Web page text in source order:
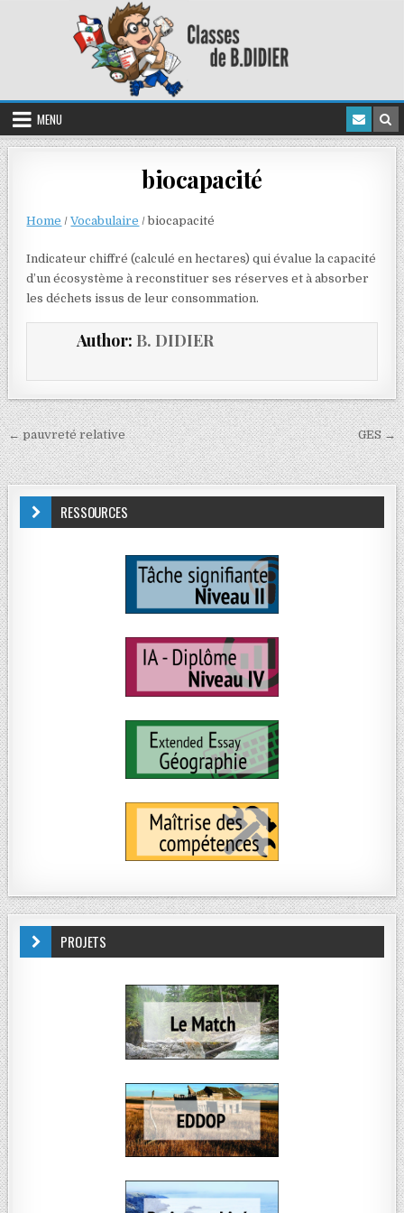
MENU
biocapacité
Home /Vocabulaire /biocapacité
Indicateur chiffré (calculé en hectares) qui évalue la capacité
d’un écosystème à reconstituer ses réserves et à absorber
les déchets issus de leur consommation.
Author: B. DIDIER
← pauvreté relative GES →
RESSOURCES
PROJETS